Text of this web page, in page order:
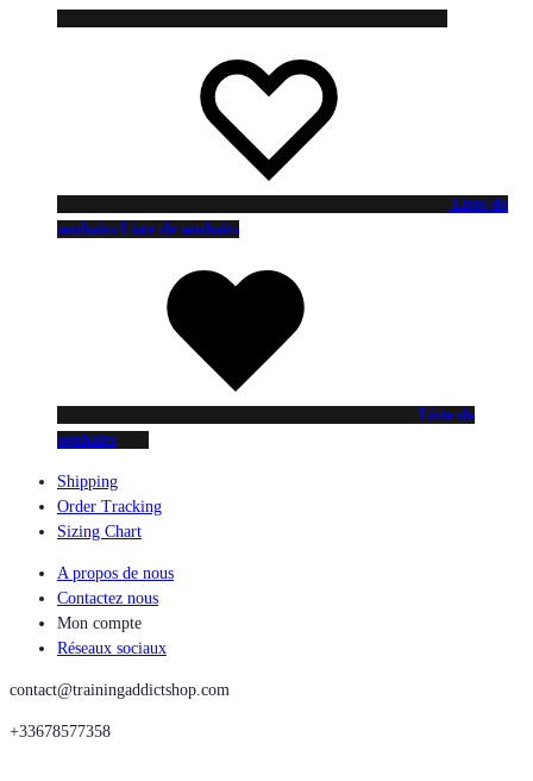
Liste de
souhaits Liste de souhaits
Liste de
souhaits
Shipping
Order Tracking
Sizing Chart
A propos de nous
Contactez nous
Mon compte
Réseaux sociaux
contact@trainingaddictshop.com
+33678577358